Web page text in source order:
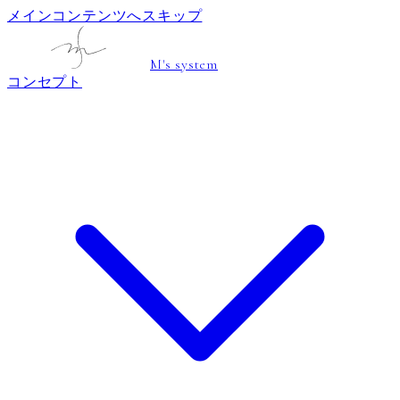
メインコンテンツへスキップ
M's system
コンセプト